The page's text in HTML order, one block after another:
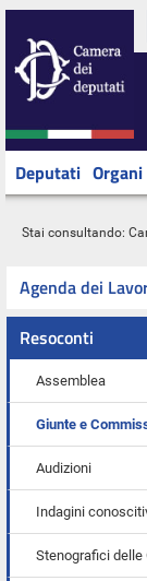
Deputati
Stai consultando:
Agenda dei
Resoconti
Assemblea
Giunte e
Audizioni
Indagini
Stenografici